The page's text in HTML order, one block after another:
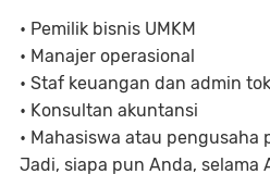
• Pemilik bisnis UMKM
• Manajer operasional
• Staf keuangan dan admin
• Konsultan akuntansi
• Mahasiswa atau pengusaha
Jadi, siapa pun Anda, selama